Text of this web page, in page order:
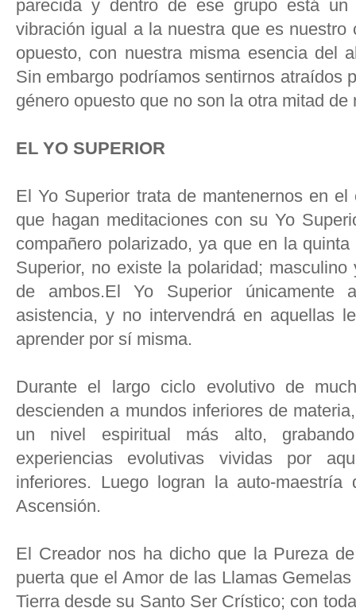
parecida y dentro de ese grupo está
vibración igual a la nuestra que es nuestro
opuesto, con nuestra misma esencia del
Sin embargo podríamos sentirnos atraídos
género opuesto que no son la otra mitad
EL YO SUPERIOR
El Yo Superior trata de mantenernos en
que hagan meditaciones con su Yo
compañero polarizado, ya que en la
Superior, no existe la polaridad;
de ambos.El Yo Superior únicamente
asistencia, y no intervendrá en aquellas
aprender por sí misma.
Durante el largo ciclo evolutivo de
descienden a mundos inferiores de
un nivel espiritual más alto,
experiencias evolutivas vividas por
inferiores. Luego logran la auto-
Ascensión.
El Creador nos ha dicho que la Pureza
puerta que el Amor de las Llamas
Tierra desde su Santo Ser Crístico; con